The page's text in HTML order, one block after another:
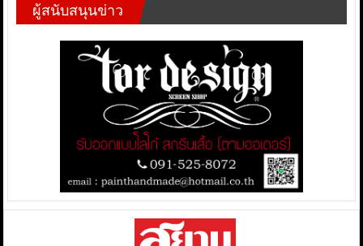
ผู้สนับสนุนข่าว